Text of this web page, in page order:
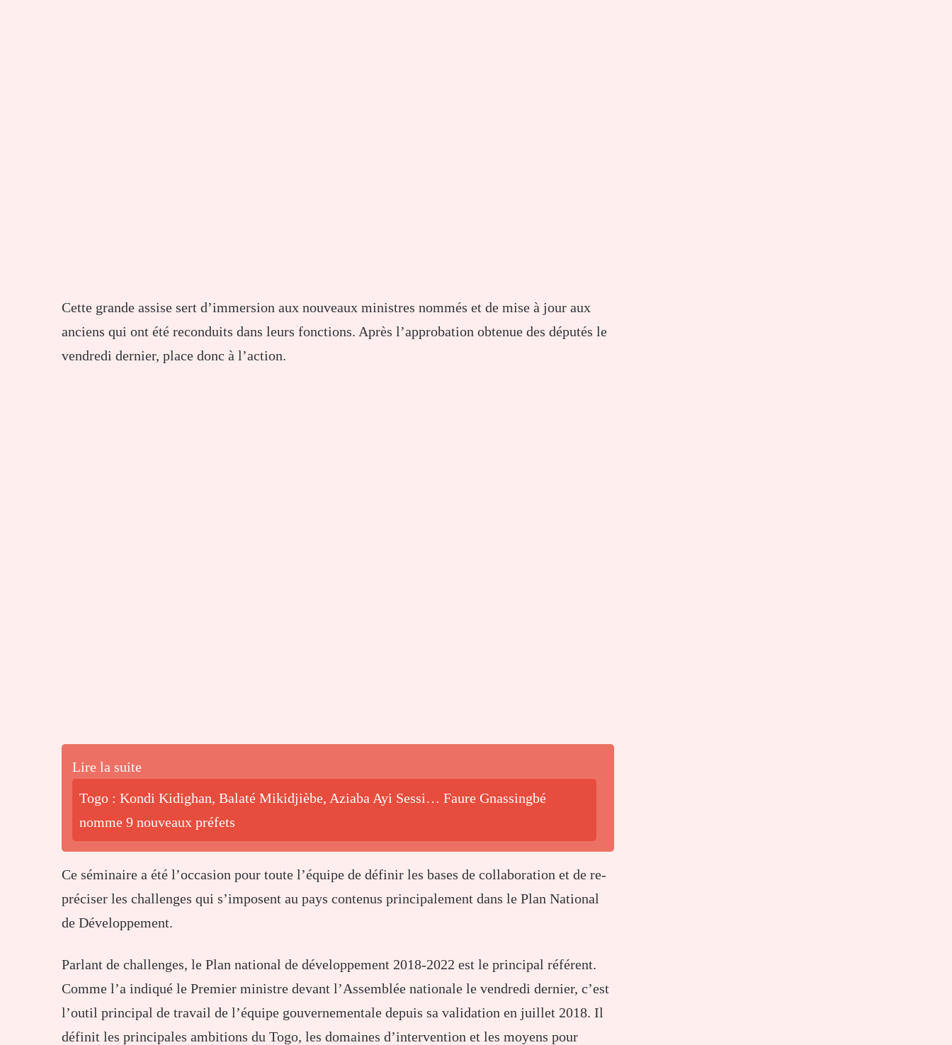
Cette grande assise sert d’immersion aux nouveaux ministres nommés et de mise à jour aux
anciens qui ont été reconduits dans leurs fonctions. Après l’approbation obtenue des députés le
vendredi dernier, place donc à l’action.
Lire la suite
Togo : Kondi Kidighan, Balaté Mikidjièbe, Aziaba Ayi Sessi… Faure Gnassingbé
nomme 9 nouveaux préfets
Ce séminaire a été l’occasion pour toute l’équipe de définir les bases de collaboration et de re-
préciser les challenges qui s’imposent au pays contenus principalement dans le Plan National
de Développement.
Parlant de challenges, le Plan national de développement 2018-2022 est le principal référent.
Comme l’a indiqué le Premier ministre devant l’Assemblée nationale le vendredi dernier, c’est
l’outil principal de travail de l’équipe gouvernementale depuis sa validation en juillet 2018. Il
définit les principales ambitions du Togo, les domaines d’intervention et les moyens pour